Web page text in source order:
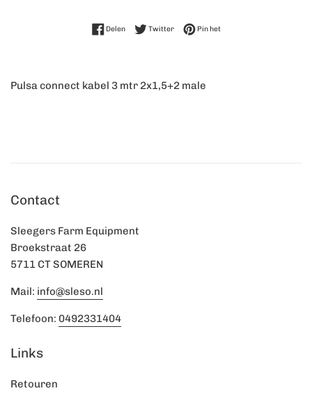
DelenDelen op Facebook
TwitterTwitteren op Twitter
Pin hetPinnen op Pinterest
Pulsa connect kabel 3 mtr 2x1,5+2 male
Contact
Sleegers Farm Equipment
Broekstraat 26
5711 CT SOMEREN
Mail: info@sleso.nl
Telefoon: 0492331404
Links
Retouren